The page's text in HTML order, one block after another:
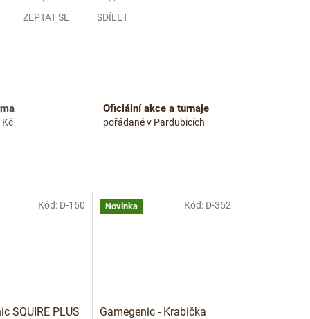
ZEPTAT SE SDÍLET
Kč
Oficiální akce a turnaje
pořádané v Pardubicích
SQUIRE PLUS
Kód: D-160 Novinka
Gamegenic - Krabička
Kód: D-352